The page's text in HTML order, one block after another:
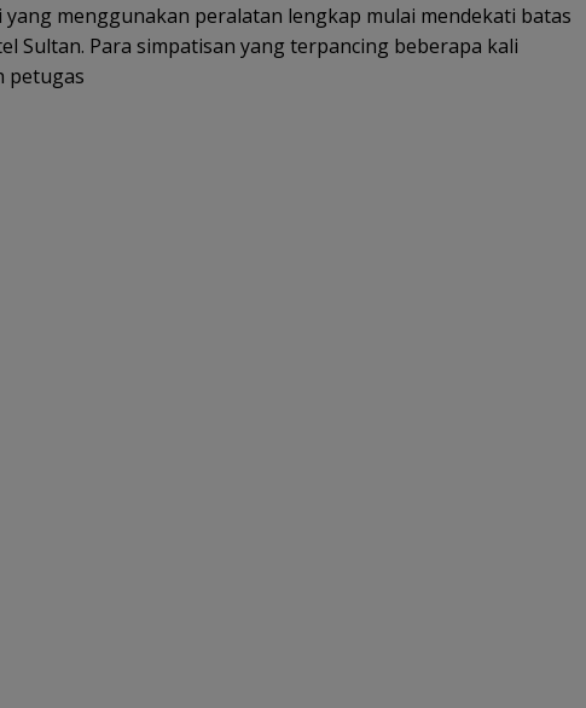
menggunakan peralatan lengkap mulai mendekati batas
Sultan. Para simpatisan yang terpancing beberapa kali
petugas